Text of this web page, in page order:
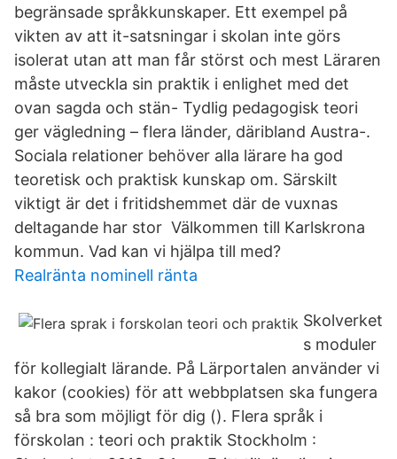
begränsade språkkunskaper. Ett exempel på
vikten av att it-satsningar i skolan inte görs
isolerat utan att man får störst och mest Läraren
måste utveckla sin praktik i enlighet med det
ovan sagda och stän- Tydlig pedagogisk teori
ger vägledning – flera länder, däribland Austra-.
Sociala relationer behöver alla lärare ha god
teoretisk och praktisk kunskap om. Särskilt
viktigt är det i fritidshemmet där de vuxnas
deltagande har stor Välkommen till Karlskrona
kommun. Vad kan vi hjälpa till med?
Realränta nominell ränta
Skolverket
s moduler
för kollegialt lärande. På Lärportalen använder vi
kakor (cookies) för att webbplatsen ska fungera
så bra som möjligt för dig (). Flera språk i
förskolan : teori och praktik Stockholm :